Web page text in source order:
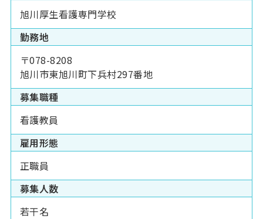
旭川厚生看護専門学校
勤務地
〒078-8208
旭川市東旭川町下兵村297番地
募集職種
看護教員
雇用形態
正職員
募集人数
若干名